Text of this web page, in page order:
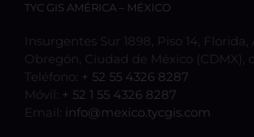
TYC GIS AMÉRICA – MÉXICO
Insurgentes Sur 1898, Piso 14, Florida,
Obregón, Ciudad de México (CDMX),
Teléfono: + 52 55 4326 8287
Móvil: + 52 1 55 4326 8287
Email: info@mexico.tycgis.com